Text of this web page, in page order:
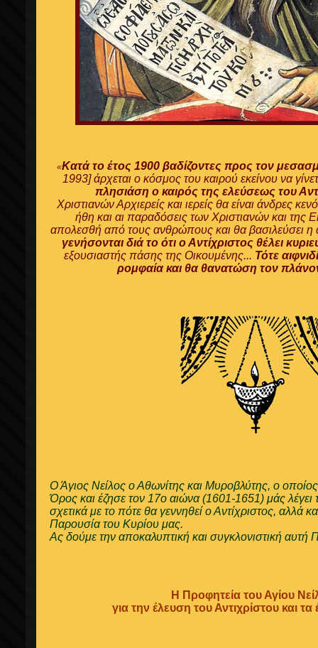
«Κατά το έτος 1900 βαδίζοντες προς τον
1993] άρχεται ο κόσμος του καιρού εκείνου να
πλησιάση ο καιρός της ελεύσεως του
Χριστιανών Αρχιερείς και ιερείς θα είναι άνδρες
ήθη και αι παραδόσεις των Χριστιανών και
απολεσθή από τους ανθρώπους και θα βασιλεύσει η
γενήσονται διά το ότι ο Αντίχριστος θέλει
εξουσιαστής πάσης της Οικουμένης... Τότε
ρομφαία και θα θανατώση τον
Ο Άγιος Νείλος ο Αθωνίτης και Μυροβλύτης, ο
Όρος και έζησε τον 17ο αιώνα (1601-1651) μάς λέγει
σχετικά με το πότε θα γεννηθεί ο Αντίχριστος, αλλά
Παρουσία του Κυρίου μας.
Ας δούμε την αποκαλυπτική και συγκλονιστική αυτή
Η Προφητεία του Αγίου
για την έλευση του Αντιχρίστου και